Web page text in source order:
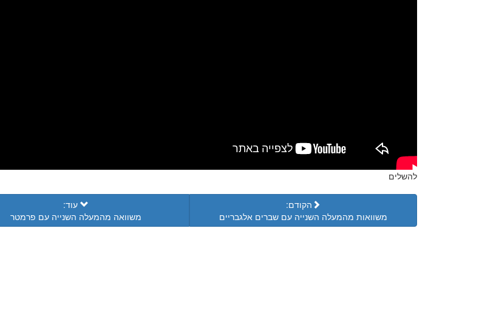
להשלים
הקודם:
משוואות מהמעלה השנייה עם שברים אלגבריים
עוד:
משוואה מהמעלה השנייה עם פרמטר